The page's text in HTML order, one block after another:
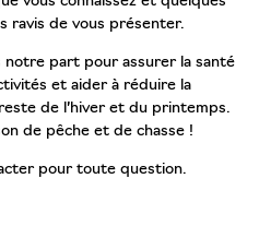
ravis de vous présenter.
notre part pour assurer la santé
et aider à réduire la
de l’hiver et du printemps.
de pêche et de chasse !
pour toute question.